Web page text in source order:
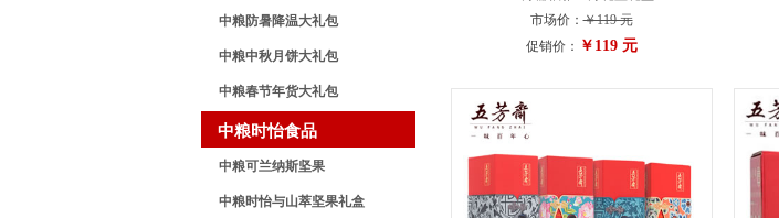
中粮防暑降温大礼包
中粮中秋月饼大礼包
中粮春节年货大礼包
中粮时怡食品
中粮可兰纳斯坚果
中粮时怡与山萃坚果礼盒
市场价：￥119 元
促销价： ￥119 元